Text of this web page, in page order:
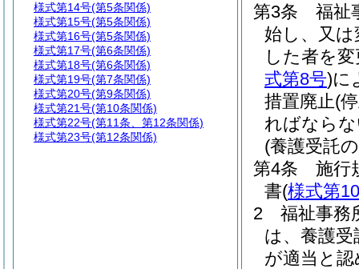
第3条
福祉
始し、又
した者を
式第8号)に
措置廃止(
ればなら
(養護受託
第4条
施行
書(様式第
2
福祉事務
は、養護
が適当と
様式第14号(第5条関係)
様式第15号(第5条関係)
様式第16号(第5条関係)
様式第17号(第6条関係)
様式第18号(第6条関係)
様式第19号(第7条関係)
様式第20号(第9条関係)
様式第21号(第10条関係)
様式第22号(第11条、第12条関係)
様式第23号(第12条関係)